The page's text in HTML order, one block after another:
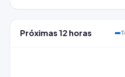
Próximas 12 horas